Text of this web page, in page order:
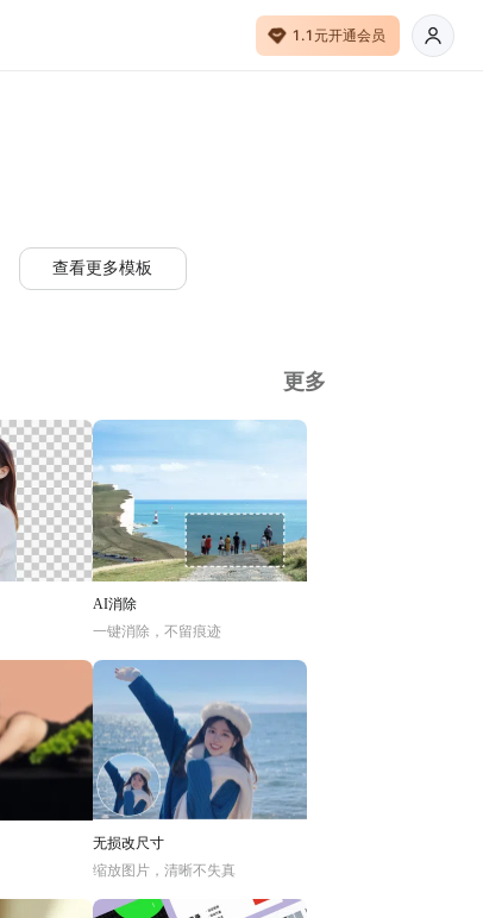
1.1元开通会员
查看更多模板
更多
AI消除
一键消除，不留痕迹
无损改尺寸
缩放图片，清晰不失真